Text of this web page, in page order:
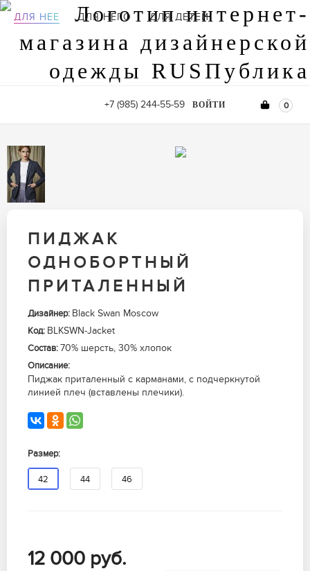
ДЛЯ НЕЕ ДЛЯ НЕГО ДЛЯ ДЕТЕЙ
0
ВОЙТИ
+7 (985) 244-55-59
ПИДЖАК
ОДНОБОРТНЫЙ
ПРИТАЛЕННЫЙ
Дизайнер: Black Swan Moscow
Код: BLKSWN-Jacket
Состав:70% шерсть, 30% хлопок
Описание:
Пиджак приталенный с карманами, с подчеркнутой
линией плеч (вставлены плечики).
Размер:
42 44 46
12 000 руб.